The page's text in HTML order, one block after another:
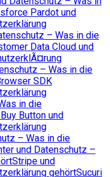
Pardot und
– Was in die
Data Cloud und
– Was in die
SDK
in die
Button und
– Was in die
und Datenschutz –
Stripe und
gehörtSucuri